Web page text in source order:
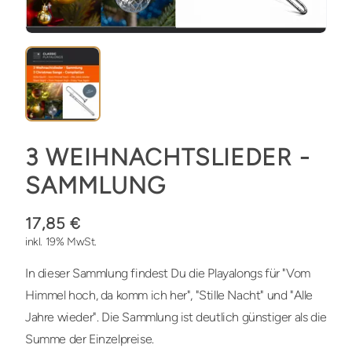
3 WEIHNACHTSLIEDER -
SAMMLUNG
17,85 €
inkl. 19% MwSt.
In dieser Sammlung findest Du die Playalongs für "Vom
Himmel hoch, da komm ich her", "Stille Nacht" und "Alle
Jahre wieder". Die Sammlung ist deutlich günstiger als die
Summe der Einzelpreise.